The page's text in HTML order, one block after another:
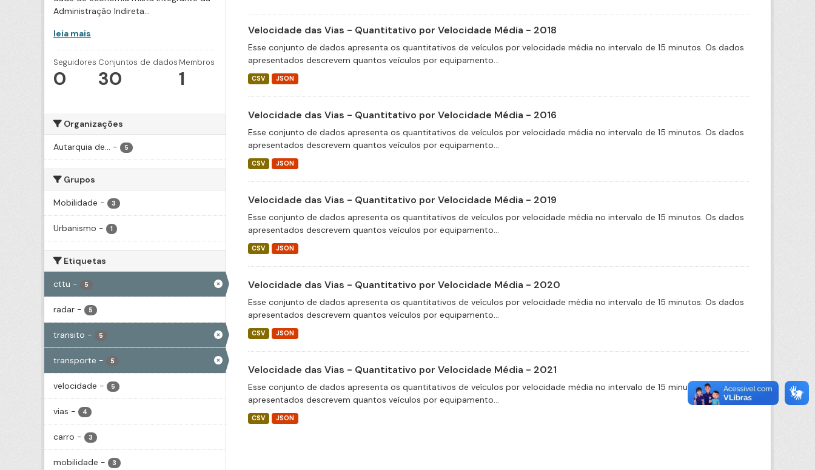
Administração Indireta...
leia mais
Seguidores
0
Conjuntos de dados
30
Membros
1
Organizações
Autarquia de... - 5
Grupos
Mobilidade - 3
Urbanismo - 1
Etiquetas
cttu - 5
radar - 5
transito - 5
transporte - 5
velocidade - 5
vias - 4
carro - 3
mobilidade - 3
Velocidade das Vias - Quantitativo por Velocidade Média - 2018
Esse conjunto de dados apresenta os quantitativos de veículos por velocidade média no intervalo de 15 minutos. Os dados
apresentados descrevem quantos veículos por equipamento...
CSV JSON
Velocidade das Vias - Quantitativo por Velocidade Média - 2016
Esse conjunto de dados apresenta os quantitativos de veículos por velocidade média no intervalo de 15 minutos. Os dados
apresentados descrevem quantos veículos por equipamento...
CSV JSON
Velocidade das Vias - Quantitativo por Velocidade Média - 2019
Esse conjunto de dados apresenta os quantitativos de veículos por velocidade média no intervalo de 15 minutos. Os dados
apresentados descrevem quantos veículos por equipamento...
CSV JSON
Velocidade das Vias - Quantitativo por Velocidade Média - 2020
Esse conjunto de dados apresenta os quantitativos de veículos por velocidade média no intervalo de 15 minutos. Os dados
apresentados descrevem quantos veículos por equipamento...
CSV JSON
Velocidade das Vias - Quantitativo por Velocidade Média - 2021
Esse conjunto de dados apresenta os quantitativos de veículos por velocidade média no intervalo de 15 minutos. Os dados
apresentados descrevem quantos veículos por equipamento...
CSV JSON